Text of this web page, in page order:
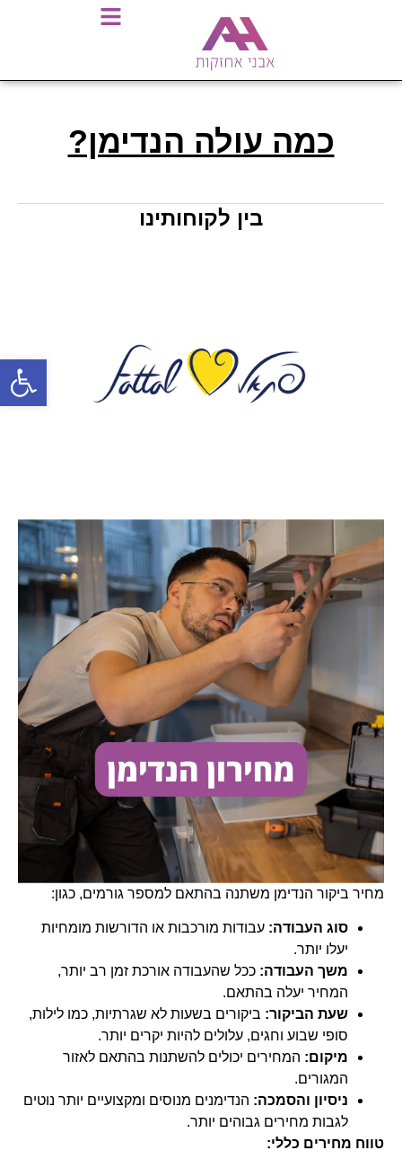
כמה עולה הנדימן?
בין לקוחותינו
מחיר ביקור הנדימן משתנה בהתאם למספר גורמים, כגון:
סוג העבודה: עבודות מורכבות או הדורשות מומחיות
יעלו יותר.
משך העבודה: ככל שהעבודה אורכת זמן רב יותר,
המחיר יעלה בהתאם.
שעת הביקור: ביקורים בשעות לא שגרתיות, כמו לילות,
סופי שבוע וחגים, עלולים להיות יקרים יותר.
מיקום: המחירים יכולים להשתנות בהתאם לאזור
המגורים.
ניסיון והסמכה: הנדימנים מנוסים ומקצועיים יותר נוטים
לגבות מחירים גבוהים יותר.
טווח מחירים כללי:
פתח